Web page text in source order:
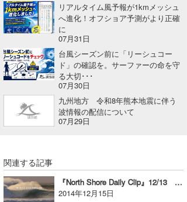
リアルタイム風予報が1kmメッシュ
へ進化！オフショア予測がより正確
に
07月31日
台風シーズン前に「リーシュコー
ド」の確認を。サーファーの命を守
る大切･･･
07月30日
九州地方 令和8年熊本地震に伴う
波情報の配信について
07月29日
関連する記事
『North Shore Daily Clip』12/13 パイプセッション！
2014年12月15日